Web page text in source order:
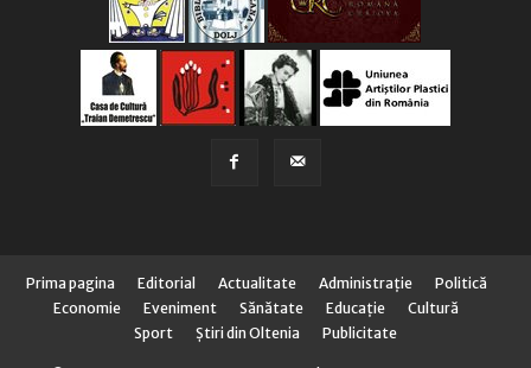
Prima pagina Editorial Actualitate Administraţie
Politică
Economie
Eveniment Sănătate Educaţie
Cultură
Sport
Știri din Oltenia Publicitate